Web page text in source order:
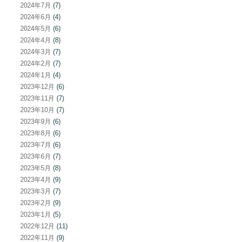
2024年7月 (7)
2024年6月 (4)
2024年5月 (6)
2024年4月 (8)
2024年3月 (7)
2024年2月 (7)
2024年1月 (4)
2023年12月 (6)
2023年11月 (7)
2023年10月 (7)
2023年9月 (6)
2023年8月 (6)
2023年7月 (6)
2023年6月 (7)
2023年5月 (8)
2023年4月 (9)
2023年3月 (7)
2023年2月 (9)
2023年1月 (5)
2022年12月 (11)
2022年11月 (9)